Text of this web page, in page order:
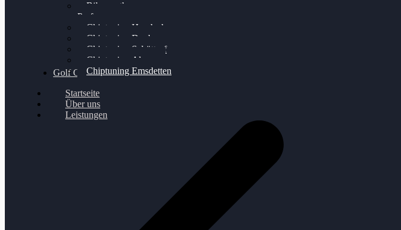
Bilgenroth
Performance
Chiptuning Herzlacke
Chiptuning Duelmen
Chiptuning Schüttorf
Chiptuning Ahaus
Chiptuning Emsdetten
Golf Gewinnspiel
Startseite
Über uns
Leistungen